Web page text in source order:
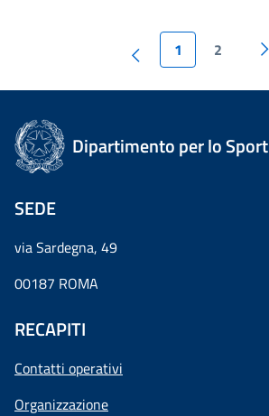
1 2
Dipartimento per lo Sport
SEDE
via Sardegna, 49
00187 ROMA
RECAPITI
Contatti operativi
Organizzazione